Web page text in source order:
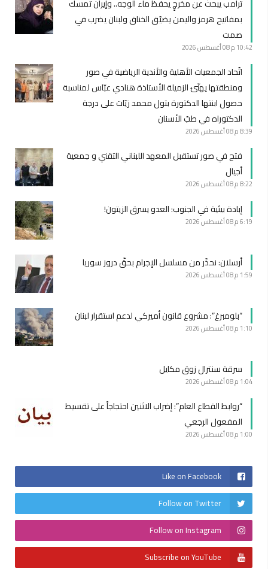
ترامب يبحث عن مخرجٍ يحفظ ماء الوجه.. وإيران تمسك
بمفاتيح هرمز واليمن يضيّق الخناق ولبنان يضرب في
صمت
10:42 م 08 أغسطس 2026
اتّحاد الجمعيات الأهلية والأندية الرياضية في صور
ومنطقتها يهنّئ الزميلة الأستاذة هنادي عبّاس لمناسبة
حصول ابنتها الدكتورة بتول محمد زيّات على درجة
الدكتوراه في طبّ الأسنان
8:39 م 08 أغسطس 2026
فتح في صور تستقبل المعهد اللبناني التقني و جمعية
أجيال
8:22 م 08 أغسطس 2026
إبادة بيئية في الجنوب: العدو يسرق الزيتون!
6:19 م 08 أغسطس 2026
أرسلان: نحذّر من مسلسل الإجرام بحقّ دروز سوريا
1:59 م 08 أغسطس 2026
“بلومبرغ”: مشروع قانون أميركي لدعم استقرار لبنان
1:10 م 08 أغسطس 2026
سرقة سنترال زوق مكايل
1:04 م 08 أغسطس 2026
“روابط القطاع العام”: إضراب الاثنين احتجاجاً على تقسيط
المفعول الرجعي
1:00 م 08 أغسطس 2026
Like on Facebook
Follow on Twitter
Follow on Instagram
Subscribe on YouTube